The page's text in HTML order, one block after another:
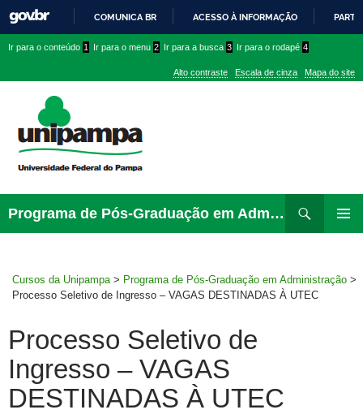
PARA
CONTEÚDO
COMUNICA BR ACESSO À INFORMAÇÃO
conteúdo
menu
superior
menu
Ir para o conteúdo 1 Ir para o menu 2 Ir para a busca 3 Ir para o rodapé 4
Alto contraste Escala de cinza Mapa do site
Programa de Pós-Graduação em Administração
para
Cursos da Unipampa > Programa de Pós-Graduação em Administração >
Processo Seletivo de Ingresso – VAGAS DESTINADAS À UTEC
Processo Seletivo de
Ingresso – VAGAS
DESTINADAS À UTEC